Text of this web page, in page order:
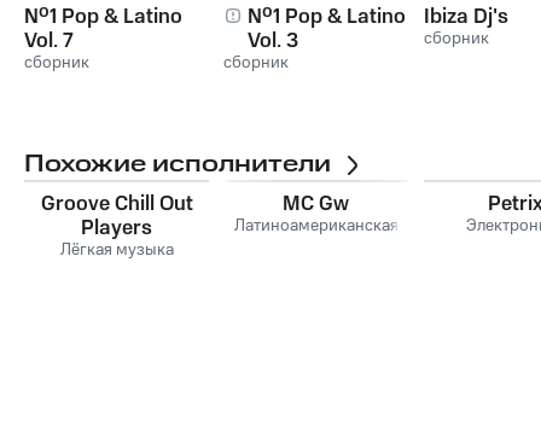
Nº1 Pop & Latino
Vol. 7
сборник
Nº1 Pop & Latino
Vol. 3
сборник
Ibiza Dj's
сборник
Похожие исполнители
Groove Chill Out
Players
Лёгкая музыка
MC Gw
Латиноамериканская